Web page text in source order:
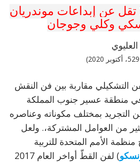
عن إبداعات موندريان
وكلي وجوجان
التشكيلي مقاربة بين فن النقش
منطقة عسير جنوب المملكة
التجريد بمختلف مكوناته وعناصره
من العوامل المشتركة،. ولعل
الأمم المتحدة للتربية
) لفن القطّ أواخر العام 2017